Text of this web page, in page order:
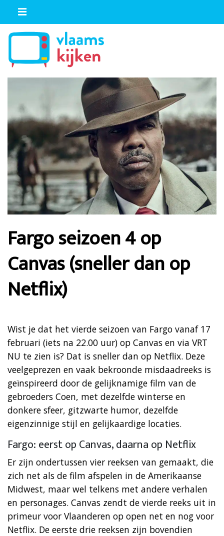
Fargo seizoen 4 op
Canvas (sneller dan op
Netflix)
Wist je dat het vierde seizoen van Fargo vanaf 17
februari (iets na 22.00 uur) op Canvas en via VRT
NU te zien is? Dat is sneller dan op Netflix. Deze
veelgeprezen en vaak bekroonde misdaadreeks is
geïnspireerd door de gelijknamige film van de
gebroeders Coen, met dezelfde winterse en
donkere sfeer, gitzwarte humor, dezelfde
eigenzinnige stijl en gelijkaardige locaties.
Fargo: eerst op Canvas, daarna op Netflix
Er zijn ondertussen vier reeksen van gemaakt, die
zich net als de film afspelen in de Amerikaanse
Midwest, maar wel telkens met andere verhalen
en personages. Canvas zendt de vierde reeks uit in
primeur voor Vlaanderen op open net en nog voor
Netflix. De eerste drie reeksen zijn bovendien